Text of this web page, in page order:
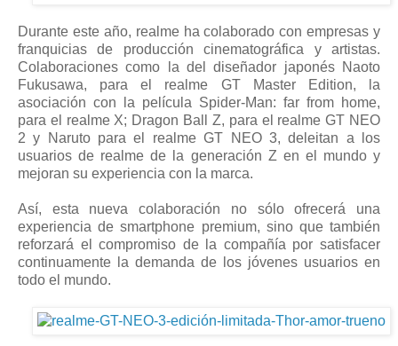
Durante este año, realme ha colaborado con empresas y
franquicias de producción cinematográfica y artistas.
Colaboraciones como la del diseñador japonés Naoto
Fukusawa, para el realme GT Master Edition, la
asociación con la película Spider-Man: far from home,
para el realme X; Dragon Ball Z, para el realme GT NEO
2 y Naruto para el realme GT NEO 3, deleitan a los
usuarios de realme de la generación Z en el mundo y
mejoran su experiencia con la marca.
Así, esta nueva colaboración no sólo ofrecerá una
experiencia de smartphone premium, sino que también
reforzará el compromiso de la compañía por satisfacer
continuamente la demanda de los jóvenes usuarios en
todo el mundo.